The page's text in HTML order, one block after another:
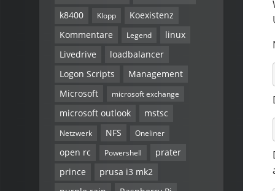
k8400
Klopp
Koexistenz
Kommentare
Legend
linux
Livedrive
loadbalancer
Logon Scripts
Management
Microsoft
microsoft exchange
microsoft outlook mstsc
Netzwerk NFS Oneliner
open rc Powershell
prater
prince
prusa i3 mk2